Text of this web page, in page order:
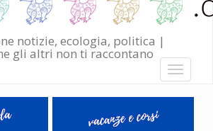
notizie, ecologia, politica |
gli altri non ti raccontano
Toggle